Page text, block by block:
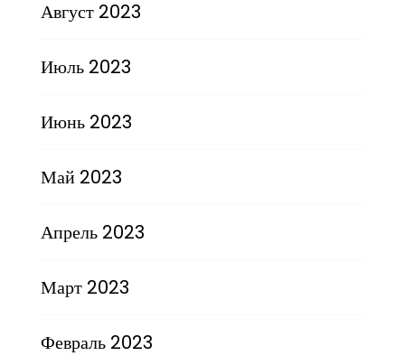
Август 2023
Июль 2023
Июнь 2023
Май 2023
Апрель 2023
Март 2023
Февраль 2023